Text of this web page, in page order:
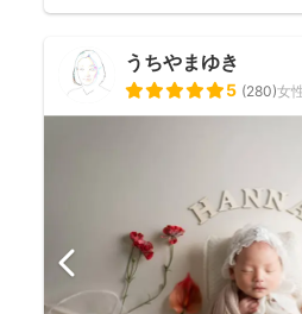
うちやまゆき
5 (280)女